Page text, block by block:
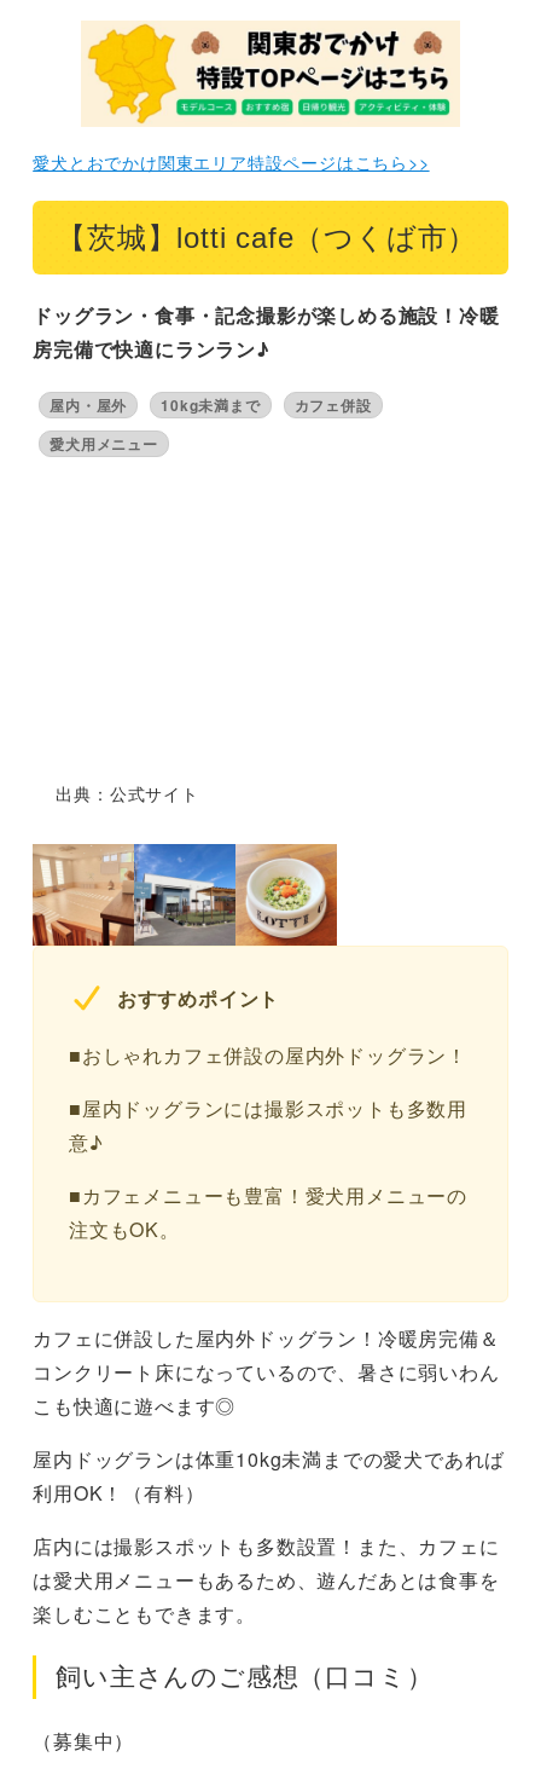
まとめ
愛犬とおでかけ関東エリア特設ページはこちら>>
【茨城】lotti cafe（つくば市）
ドッグラン・食事・記念撮影が楽しめる施設！冷暖
房完備で快適にランラン♪
屋内・屋外 10kg未満まで
カフェ併設
愛犬用メニュー
出典：公式サイト
おすすめポイント
■おしゃれカフェ併設の屋内外ドッグラン！
■屋内ドッグランには撮影スポットも多数用
意♪
■カフェメニューも豊富！愛犬用メニューの
注文もOK。
カフェに併設した屋内外ドッグラン！冷暖房完備＆
コンクリート床になっているので、暑さに弱いわん
こも快適に遊べます◎
屋内ドッグランは体重10kg未満までの愛犬であれば
利用OK！（有料）
店内には撮影スポットも多数設置！また、カフェに
は愛犬用メニューもあるため、遊んだあとは食事を
楽しむこともできます。
飼い主さんのご感想（口コミ）
（募集中）